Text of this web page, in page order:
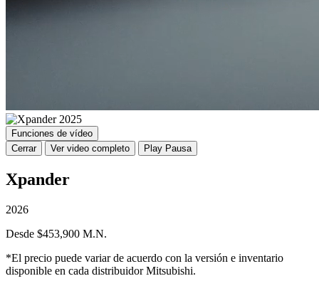
Funciones de vídeo
Cerrar
Ver video completo Play Pausa
Xpander
2026
Desde $453,900 M.N.
*El precio puede variar de acuerdo con la versión e inventario
disponible en cada distribuidor Mitsubishi.